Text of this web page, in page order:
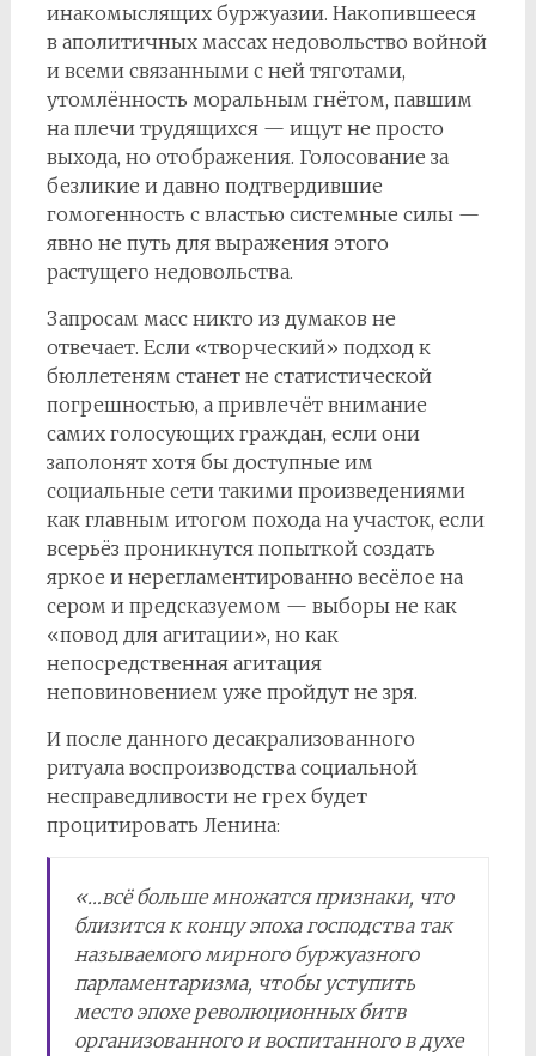
инакомыслящих буржуазии. Накопившееся
в аполитичных массах недовольство войной
и всеми связанными с ней тяготами,
утомлённость моральным гнётом, павшим
на плечи трудящихся — ищут не просто
выхода, но отображения. Голосование за
безликие и давно подтвердившие
гомогенность с властью системные силы —
явно не путь для выражения этого
растущего недовольства.
Запросам масс никто из думаков не
отвечает. Если «творческий» подход к
бюллетеням станет не статистической
погрешностью, а привлечёт внимание
самих голосующих граждан, если они
заполонят хотя бы доступные им
социальные сети такими произведениями
как главным итогом похода на участок, если
всерьёз проникнутся попыткой создать
яркое и нерегламентированно весёлое на
сером и предсказуемом — выборы не как
«повод для агитации», но как
непосредственная агитация
неповиновением уже пройдут не зря.
И после данного десакрализованного
ритуала воспроизводства социальной
несправедливости не грех будет
процитировать Ленина:
«…всё больше множатся признаки, что
близится к концу эпоха господства так
называемого мирного буржуазного
парламентаризма, чтобы уступить
место эпохе революционных битв
организованного и воспитанного в духе